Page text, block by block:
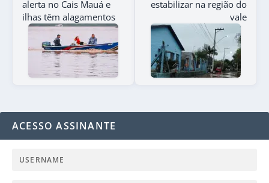
alerta no Cais Mauá e
ilhas têm alagamentos
estabilizar na região do
vale
ACESSO ASSINANTE